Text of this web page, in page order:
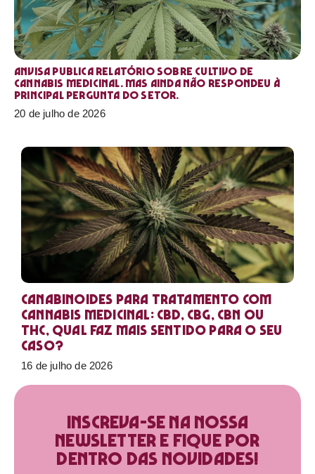
Anvisa publica relatório sobre cultivo de
Cannabis medicinal. Mas ainda não respondeu à
principal pergunta do setor.
20 de julho de 2026
Canabinoides para tratamento com
cannabis medicinal: CBD, CBG, CBN ou
THC, qual faz mais sentido para o seu
caso?
16 de julho de 2026
Inscreva-se na nossa
newsletter e fique por
dentro das novidades!​